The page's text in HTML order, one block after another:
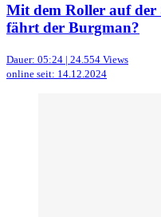
Mit dem Roller auf der
fährt der Burgman?
Dauer: 05:24 | 24.554 Views
online seit: 14.12.2024